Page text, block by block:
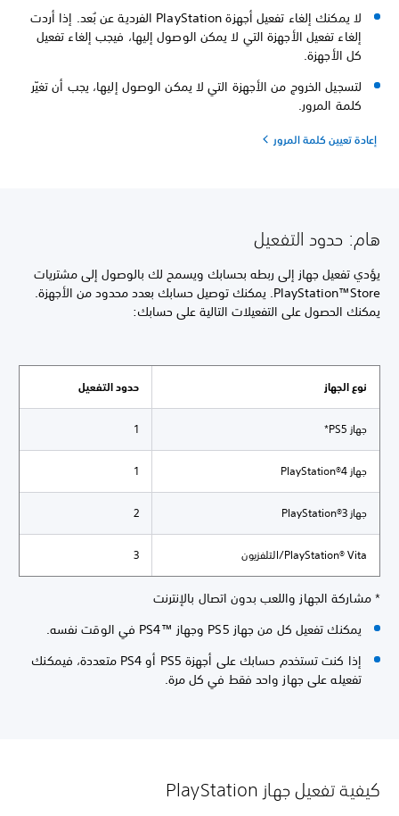
لا يمكنك إلغاء تفعيل أجهزة PlayStation الفردية عن بُعد. إذا أردت
إلغاء تفعيل الأجهزة التي لا يمكن الوصول إليها، فيجب إلغاء تفعيل
كل الأجهزة.
لتسجيل الخروج من الأجهزة التي لا يمكن الوصول إليها، يجب أن تغيّر
كلمة المرور.
إعادة تعيين كلمة المرور
هام: حدود التفعيل
يؤدي تفعيل جهاز إلى ربطه بحسابك ويسمح لك بالوصول إلى مشتريات
PlayStation™Store. يمكنك توصيل حسابك بعدد محدود من الأجهزة.
يمكنك الحصول على التفعيلات التالية على حسابك:
نوع الجهاز حدود التفعيل
جهاز PS5*
جهاز PlayStation®4
جهاز PlayStation®3
PlayStation® Vita/التلفزيون
* مشاركة الجهاز واللعب بدون اتصال بالإنترنت
يمكنك تفعيل كل من جهاز PS5 وجهاز PS4™‎ في الوقت نفسه.
إذا كنت تستخدم حسابك على أجهزة PS5 أو PS4 متعددة، فيمكنك
تفعيله على جهاز واحد فقط في كل مرة.
كيفية تفعيل جهاز PlayStation